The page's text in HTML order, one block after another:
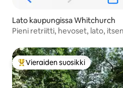
Lato kaupungissa Whitchurch
Pieni retriitti, hevoset, lato,
Vieraiden suosikkien
Vieraiden suosikki